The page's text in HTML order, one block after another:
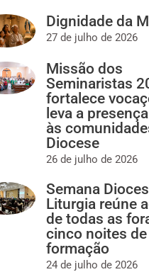
Dignidade da
27 de julho de 2026
Missão dos
Seminaristas
fortalece
leva a
às
Diocese
26 de julho de 2026
Semana
Liturgia reúne
de todas as
cinco noites de
formação
24 de julho de 2026